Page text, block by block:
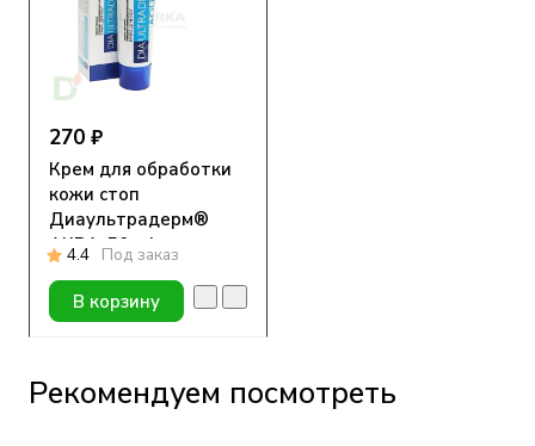
270 ₽
Крем для обработки
кожи стоп
Диаультрадерм®
АКВА, 50 ml
4.4 Под заказ
В корзину
Рекомендуем посмотреть